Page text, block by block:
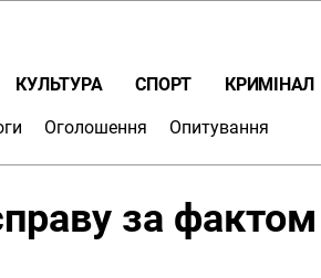
КУЛЬТУРА СПОРТ КРИМІНАЛ
Оголошення Опитування
за фактом